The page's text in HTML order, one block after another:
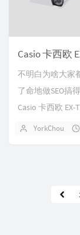
Casio 卡西欧
不明白为啥大家
了命地做SEO搞
Casio 卡西欧 EX-
YorkChou